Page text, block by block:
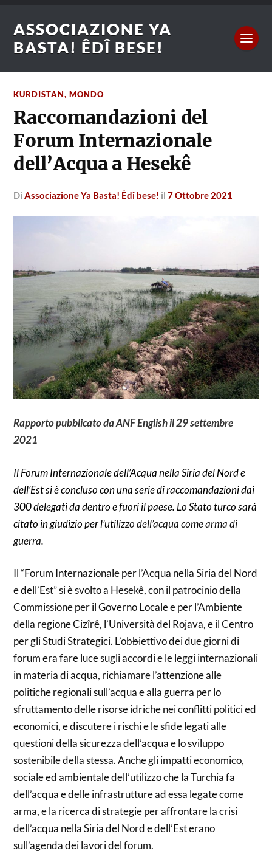
ASSOCIAZIONE YA
BASTA! ÊDÎ BESE!
KURDISTAN,MONDO
Raccomandazioni del
Forum Internazionale
dell’Acqua a Hesekê
diAssociazione Ya Basta! Êdî bese! il7 Ottobre 2021
Rapporto pubblicato da ANF English il 29 settembre
2021
Il Forum Internazionale dell’Acqua nella Siria del Nord e
dell’Est si è concluso con una serie di raccomandazioni dai
300 delegati da dentro e fuori il paese. Lo Stato turco sarà
citato in giudizio per l’utilizzo dell’acqua come arma di
guerra.
Il “Forum Internazionale per l’Acqua nella Siria del Nord
e dell’Est” si è svolto a Hesekê, con il patrocinio della
Commissione per il Governo Locale e per l’Ambiente
della regione Cizîrê, l’Università del Rojava, e il Centro
per gli Studi Strategici. L’obbiettivo dei due giorni di
forum era fare luce sugli accordi e le leggi internazionali
in materia di acqua, richiamare l’attenzione alle
politiche regionali sull’acqua e alla guerra per lo
sfruttamento delle risorse idriche nei conflitti politici ed
economici, e discutere i rischi e le sfide legati alle
questioni della sicurezza dell’acqua e lo sviluppo
sostenibile della stessa. Anche gli impatti economico,
sociale ed ambientale dell’utilizzo che la Turchia fa
dell’acqua e delle infrastrutture ad essa legate come
arma, e la ricerca di strategie per affrontare la crisi
dell’acqua nella Siria del Nord e dell’Est erano
sull’agenda dei lavori del forum.